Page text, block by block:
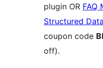
plugin OR FAQ
Structured
coupon code
off).